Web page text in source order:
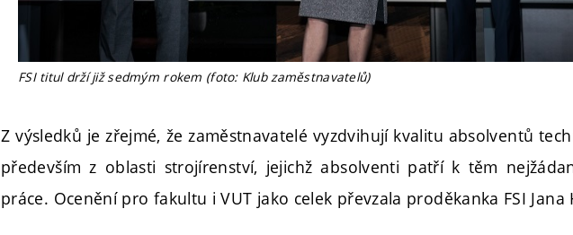
FSI titul drží již sedmým rokem (foto: Klub zaměstnavatelů)
Z výsledků je zřejmé, že zaměstnavatelé vyzdvihují kvalitu absolventů
především z oblasti strojírenství, jejichž absolventi patří k těm
práce. Ocenění pro fakultu i VUT jako celek převzala proděkanka FSI Jana